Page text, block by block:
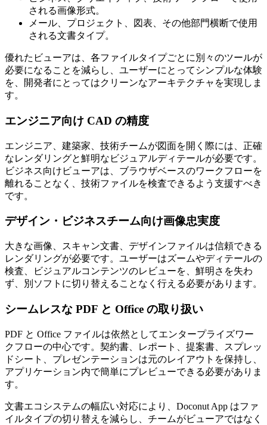
される画像形式。
メール、プロジェクト、図表、その他部門横断で使用
される文書タイプ。
優れたビューアは、各ファイルタイプごとに別々のツールが
必要になることを減らし、ユーザーにとってシンプルな体験
を、開発者にとってはクリーンなアーキテクチャを実現しま
す。
エンジニア向け CAD の精度
エンジニア、建築家、技術チームが図面を開く際には、正確
なレンダリングと鮮明なビジュアルディテールが必要です。
ビジネス向けビューアは、ブラウザベースのワークフローを
離れることなく、技術ファイルを検査できるよう支援すべき
です。
デザイン・ビジネスチーム向け画像忠実度
大きな画像、スキャン文書、デザインファイルは信頼できる
レンダリングが必要です。ユーザーはズームやディテールの
検査、ビジュアルコンテンツのレビューを、鮮明さを失わ
ず、別ソフトに切り替えることなく行える必要があります。
シームレスな PDF と Office の取り扱い
PDF と Office ファイルは依然としてエンタープライズワー
クフローの中心です。契約書、レポート、提案書、スプレッ
ドシート、プレゼンテーションは元のレイアウトを保持し、
アプリケーション内で簡単にプレビューできる必要がありま
す。
文書エコシステムの幅広い対応により、Doconut App はファ
イルタイプの切り替えを減らし、チームがビューアではなく